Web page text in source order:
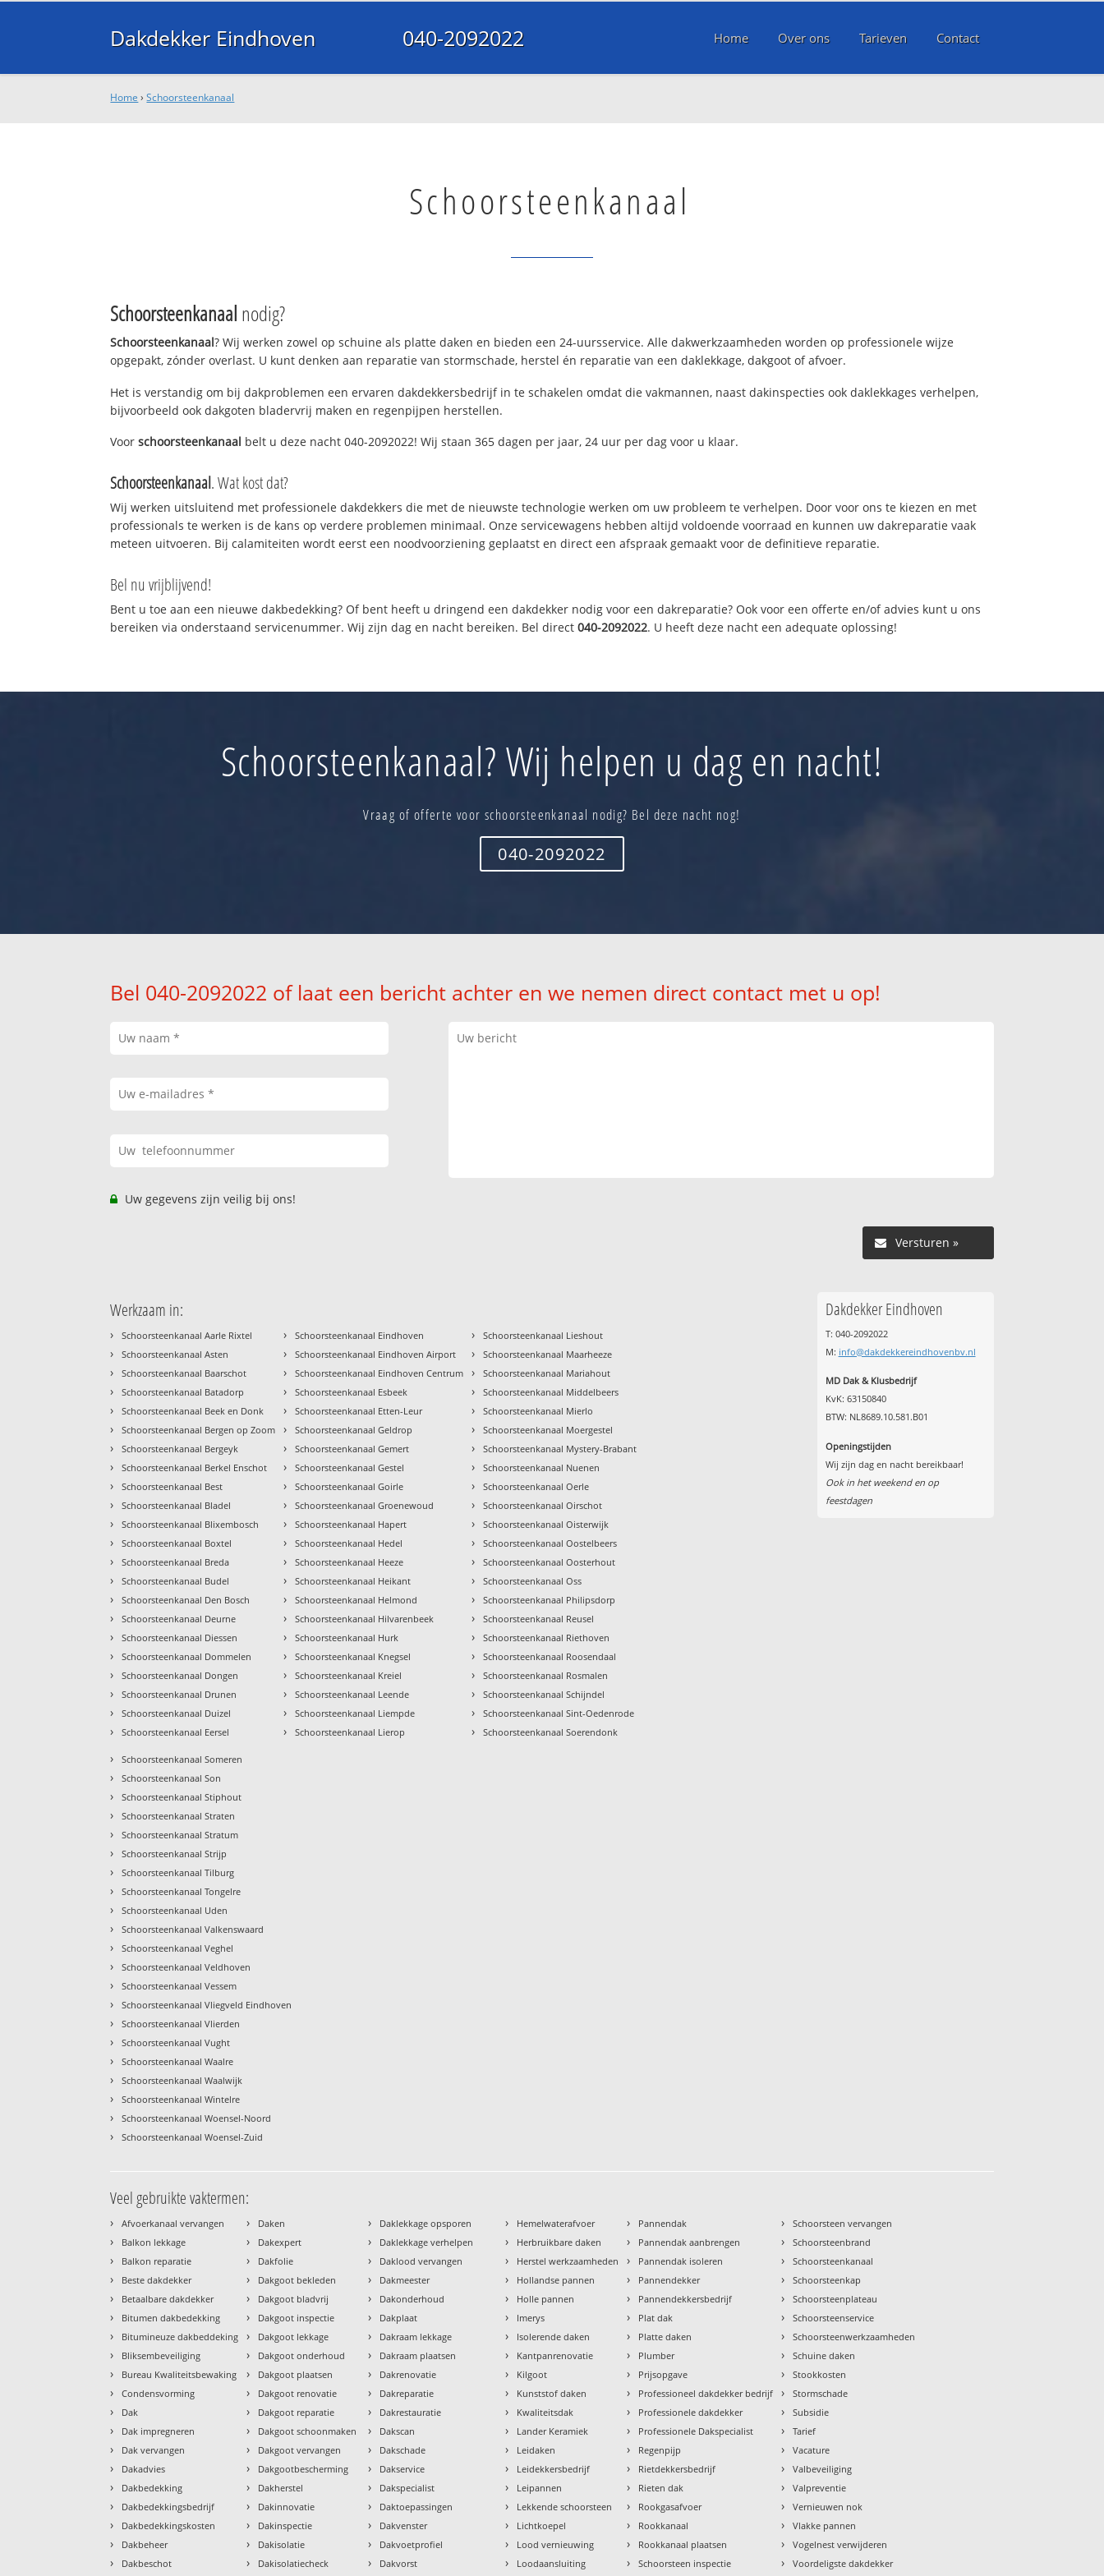
Dakdekker Eindhoven 040-2092022 Home Over ons Tarieven Contact
Home ›Schoorsteenkanaal
Schoorsteenkanaal
Schoorsteenkanaal nodig?
Schoorsteenkanaal? Wij werken zowel op schuine als platte daken en bieden een 24-uursservice. Alle dakwerkzaamheden worden op professionele wijze
opgepakt, zónder overlast. U kunt denken aan reparatie van stormschade, herstel én reparatie van een daklekkage, dakgoot of afvoer.
Het is verstandig om bij dakproblemen een ervaren dakdekkersbedrijf in te schakelen omdat die vakmannen, naast dakinspecties ook daklekkages verhelpen,
bijvoorbeeld ook dakgoten bladervrij maken en regenpijpen herstellen.
Voorschoorsteenkanaal belt u deze nacht 040-2092022! Wij staan 365 dagen per jaar, 24 uur per dag voor u klaar.
Schoorsteenkanaal. Wat kost dat?
Wij werken uitsluitend met professionele dakdekkers die met de nieuwste technologie werken om uw probleem te verhelpen. Door voor ons te kiezen en met
professionals te werken is de kans op verdere problemen minimaal. Onze servicewagens hebben altijd voldoende voorraad en kunnen uw dakreparatie vaak
meteen uitvoeren. Bij calamiteiten wordt eerst een noodvoorziening geplaatst en direct een afspraak gemaakt voor de definitieve reparatie.
Bel nu vrijblijvend!
Bent u toe aan een nieuwe dakbedekking? Of bent heeft u dringend een dakdekker nodig voor een dakreparatie? Ook voor een offerte en/of advies kunt u ons
bereiken via onderstaand servicenummer. Wij zijn dag en nacht bereiken. Bel direct040-2092022. U heeft deze nacht een adequate oplossing!
Schoorsteenkanaal? Wij helpen u dag en nacht!
Vraag of offerte voor schoorsteenkanaal nodig? Bel deze nacht nog!
040-2092022
Bel 040-2092022 of laat een bericht achter en we nemen direct contact met u op!
Uw gegevens zijn veilig bij ons!
Versturen »
Werkzaam in:
› Schoorsteenkanaal Aarle Rixtel
› Schoorsteenkanaal Asten
› Schoorsteenkanaal Baarschot
› Schoorsteenkanaal Batadorp
› Schoorsteenkanaal Beek en Donk
› Schoorsteenkanaal Bergen op Zoom
› Schoorsteenkanaal Bergeyk
› Schoorsteenkanaal Berkel Enschot
› Schoorsteenkanaal Best
› Schoorsteenkanaal Bladel
› Schoorsteenkanaal Blixembosch
› Schoorsteenkanaal Boxtel
› Schoorsteenkanaal Breda
› Schoorsteenkanaal Budel
› Schoorsteenkanaal Den Bosch
› Schoorsteenkanaal Deurne
› Schoorsteenkanaal Diessen
› Schoorsteenkanaal Dommelen
› Schoorsteenkanaal Dongen
› Schoorsteenkanaal Drunen
› Schoorsteenkanaal Duizel
› Schoorsteenkanaal Eersel
› Schoorsteenkanaal Eindhoven
› Schoorsteenkanaal Eindhoven Airport
› Schoorsteenkanaal Eindhoven Centrum
› Schoorsteenkanaal Esbeek
› Schoorsteenkanaal Etten-Leur
› Schoorsteenkanaal Geldrop
› Schoorsteenkanaal Gemert
› Schoorsteenkanaal Gestel
› Schoorsteenkanaal Goirle
› Schoorsteenkanaal Groenewoud
› Schoorsteenkanaal Hapert
› Schoorsteenkanaal Hedel
› Schoorsteenkanaal Heeze
› Schoorsteenkanaal Heikant
› Schoorsteenkanaal Helmond
› Schoorsteenkanaal Hilvarenbeek
› Schoorsteenkanaal Hurk
› Schoorsteenkanaal Knegsel
› Schoorsteenkanaal Kreiel
› Schoorsteenkanaal Leende
› Schoorsteenkanaal Liempde
› Schoorsteenkanaal Lierop
› Schoorsteenkanaal Lieshout
› Schoorsteenkanaal Maarheeze
› Schoorsteenkanaal Mariahout
› Schoorsteenkanaal Middelbeers
› Schoorsteenkanaal Mierlo
› Schoorsteenkanaal Moergestel
› Schoorsteenkanaal Mystery-Brabant
› Schoorsteenkanaal Nuenen
› Schoorsteenkanaal Oerle
› Schoorsteenkanaal Oirschot
› Schoorsteenkanaal Oisterwijk
› Schoorsteenkanaal Oostelbeers
› Schoorsteenkanaal Oosterhout
› Schoorsteenkanaal Oss
› Schoorsteenkanaal Philipsdorp
› Schoorsteenkanaal Reusel
› Schoorsteenkanaal Riethoven
› Schoorsteenkanaal Roosendaal
› Schoorsteenkanaal Rosmalen
› Schoorsteenkanaal Schijndel
› Schoorsteenkanaal Sint-Oedenrode
› Schoorsteenkanaal Soerendonk
› Schoorsteenkanaal Someren
› Schoorsteenkanaal Son
› Schoorsteenkanaal Stiphout
› Schoorsteenkanaal Straten
› Schoorsteenkanaal Stratum
› Schoorsteenkanaal Strijp
› Schoorsteenkanaal Tilburg
› Schoorsteenkanaal Tongelre
› Schoorsteenkanaal Uden
› Schoorsteenkanaal Valkenswaard
› Schoorsteenkanaal Veghel
› Schoorsteenkanaal Veldhoven
› Schoorsteenkanaal Vessem
› Schoorsteenkanaal Vliegveld Eindhoven
› Schoorsteenkanaal Vlierden
› Schoorsteenkanaal Vught
› Schoorsteenkanaal Waalre
› Schoorsteenkanaal Waalwijk
› Schoorsteenkanaal Wintelre
› Schoorsteenkanaal Woensel-Noord
› Schoorsteenkanaal Woensel-Zuid
Dakdekker Eindhoven
T: 040-2092022
M: info@dakdekkereindhovenbv.nl
MD Dak & Klusbedrijf
KvK: 63150840
BTW: NL8689.10.581.B01
Openingstijden
Wij zijn dag en nacht bereikbaar!
Ook in het weekend en op
feestdagen
Veel gebruikte vaktermen:
› Afvoerkanaal vervangen
› Balkon lekkage
› Balkon reparatie
› Beste dakdekker
› Betaalbare dakdekker
› Bitumen dakbedekking
› Bitumineuze dakbeddeking
› Bliksembeveiliging
› Bureau Kwaliteitsbewaking
› Condensvorming
› Dak
› Dak impregneren
› Dak vervangen
› Dakadvies
› Dakbedekking
› Dakbedekkingsbedrijf
› Dakbedekkingskosten
› Dakbeheer
› Dakbeschot
› Daken
› Dakexpert
› Dakfolie
› Dakgoot bekleden
› Dakgoot bladvrij
› Dakgoot inspectie
› Dakgoot lekkage
› Dakgoot onderhoud
› Dakgoot plaatsen
› Dakgoot renovatie
› Dakgoot reparatie
› Dakgoot schoonmaken
› Dakgoot vervangen
› Dakgootbescherming
› Dakherstel
› Dakinnovatie
› Dakinspectie
› Dakisolatie
› Dakisolatiecheck
› Daklekkage opsporen
› Daklekkage verhelpen
› Daklood vervangen
› Dakmeester
› Dakonderhoud
› Dakplaat
› Dakraam lekkage
› Dakraam plaatsen
› Dakrenovatie
› Dakreparatie
› Dakrestauratie
› Dakscan
› Dakschade
› Dakservice
› Dakspecialist
› Daktoepassingen
› Dakvenster
› Dakvoetprofiel
› Dakvorst
› Hemelwaterafvoer
› Herbruikbare daken
› Herstel werkzaamheden
› Hollandse pannen
› Holle pannen
› Imerys
› Isolerende daken
› Kantpanrenovatie
› Kilgoot
› Kunststof daken
› Kwaliteitsdak
› Lander Keramiek
› Leidaken
› Leidekkersbedrijf
› Leipannen
› Lekkende schoorsteen
› Lichtkoepel
› Lood vernieuwing
› Loodaansluiting
› Pannendak
› Pannendak aanbrengen
› Pannendak isoleren
› Pannendekker
› Pannendekkersbedrijf
› Plat dak
› Platte daken
› Plumber
› Prijsopgave
› Professioneel dakdekker bedrijf
› Professionele dakdekker
› Professionele Dakspecialist
› Regenpijp
› Rietdekkersbedrijf
› Rieten dak
› Rookgasafvoer
› Rookkanaal
› Rookkanaal plaatsen
› Schoorsteen inspectie
› Schoorsteen vervangen
› Schoorsteenbrand
› Schoorsteenkanaal
› Schoorsteenkap
› Schoorsteenplateau
› Schoorsteenservice
› Schoorsteenwerkzaamheden
› Schuine daken
› Stookkosten
› Stormschade
› Subsidie
› Tarief
› Vacature
› Valbeveiliging
› Valpreventie
› Vernieuwen nok
› Vlakke pannen
› Vogelnest verwijderen
› Voordeligste dakdekker